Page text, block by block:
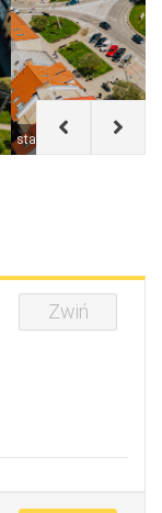
Zwiń